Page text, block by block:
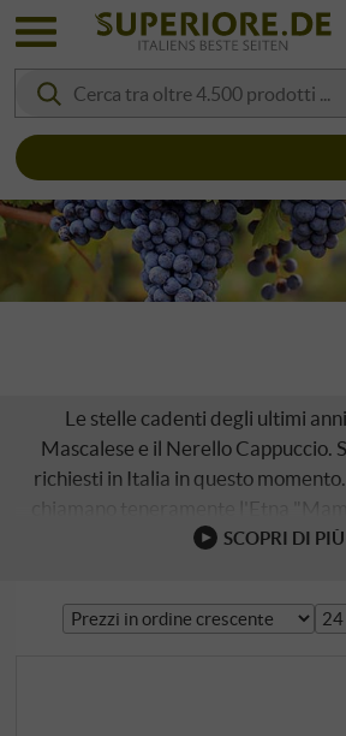
Le stelle cadenti degli ultimi
Mascalese e il Nerello Cappuccio.
richiesti in Italia in questo
chiamano teneramente l'Etna
terreno nero di lava è molto fertile.
Toscana durante il boom della
c'erano più 20 aziende agricole.
SCOPRI DI PIÙ